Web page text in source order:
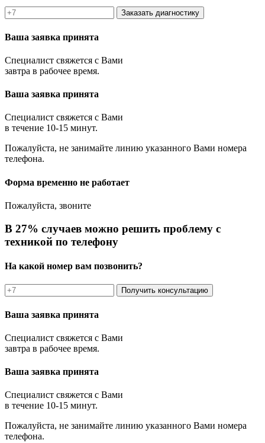
Заказать диагностику
Ваша заявка принята
Специалист свяжется с Вами
завтра в рабочее время.
Ваша заявка принята
Специалист свяжется с Вами
в течение 10-15 минут.
Пожалуйста, не занимайте линию указанного Вами номера
телефона.
Форма временно не работает
Пожалуйста, звоните
В 27% случаев можно решить проблему с
техникой по телефону
На какой номер вам позвонить?
Получить консультацию
Ваша заявка принята
Специалист свяжется с Вами
завтра в рабочее время.
Ваша заявка принята
Специалист свяжется с Вами
в течение 10-15 минут.
Пожалуйста, не занимайте линию указанного Вами номера
телефона.